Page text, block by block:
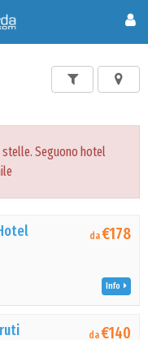
stelle. Seguono hotel
da€178
Info
da€140